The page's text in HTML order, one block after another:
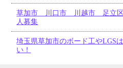
草加市 川口市 川越市 足立
人募集
埼玉県草加市のボード工やLGS
い！